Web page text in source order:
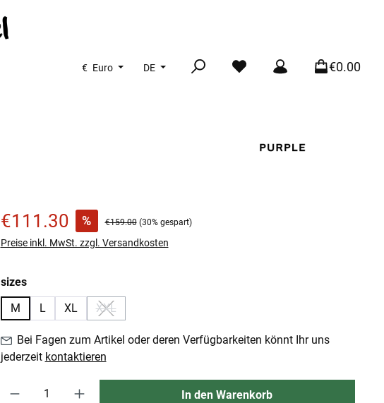
€ Euro DE €0.00
Verkaufspreis:
€111.30 % Regulärer Preis:
€159.00 (30% gespart)
Preise inkl. MwSt. zzgl. Versandkosten
sizesauswählen
M
L XL XXL
(Diese Option ist zurzeit nicht verfügbar.)
Bei Fagen zum Artikel oder deren Verfügbarkeiten könnt Ihr uns
jederzeit kontaktieren
Produkt Anzahl: Gib den gewünschten Wert ein oder benutze die Schaltflächen um die
In den Warenkorb